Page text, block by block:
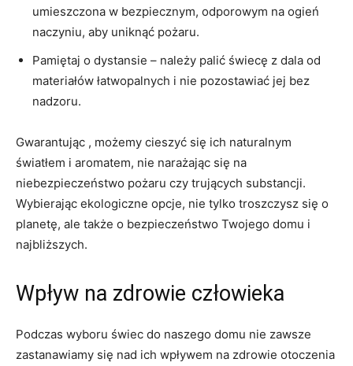
umieszczona w bezpiecznym, odporowym na⁤ ogień
naczyniu, aby uniknąć pożaru.
Pamiętaj o‌ dystansie – należy palić świecę z dala od​
materiałów łatwopalnych ‌i nie pozostawiać ‍jej bez
nadzoru.
Gwarantując⁤ , ⁣możemy‌ cieszyć ⁤się ich naturalnym
światłem i aromatem, nie narażając się na
niebezpieczeństwo pożaru czy trujących ‌substancji.
Wybierając ekologiczne opcje, nie tylko troszczysz się o
planetę, ale także o bezpieczeństwo Twojego domu i
najbliższych.
Wpływ na ⁣zdrowie człowieka
Podczas wyboru świec do naszego domu nie zawsze
zastanawiamy się⁤ nad ich wpływem‌ na zdrowie​ otoczenia